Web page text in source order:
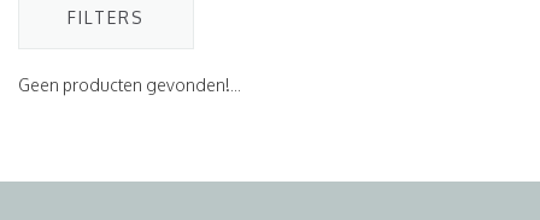
FILTERS
Geen producten gevonden!...